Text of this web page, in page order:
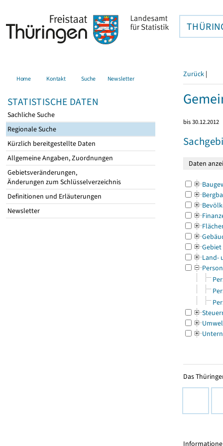
Home Kontakt Suche Newsletter
STATISTISCHE DATEN
Sachliche Suche
Regionale Suche
Kürzlich bereitgestellte Daten
Allgemeine Angaben, Zuordnungen
Gebietsveränderungen,
Änderungen zum Schlüsselverzeichnis
Definitionen und Erläuterungen
Newsletter
Zurück |
bis 30.12.2012
Gebiet
Land-
Das